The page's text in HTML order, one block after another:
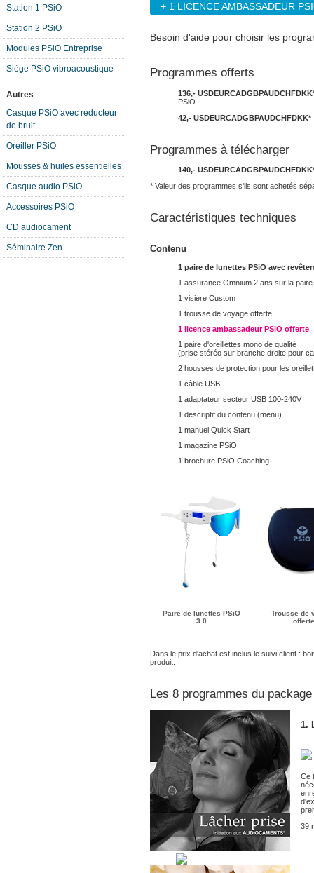
Station 1 PSiO
Station 2 PSiO
Modules PSiO Entreprise
Siège PSiO vibroacoustique
Autres
Casque PSiO avec réducteur
de bruit
Oreiller PSiO
Mousses & huiles essentielles
Casque audio PSiO
Accessoires PSiO
CD audiocament
Séminaire Zen
+ 1 LICENCE AMBASSADEUR
Besoin d'aide pour choisir les
Programmes offerts
136,- USDEURCADGBPAUDCHFDKK
PSiO.
42,- USDEURCADGBPAUDCHFDKK*
Programmes à télécharger
140,- USDEURCADGBPAUDCHFDKK
* Valeur des programmes s'ils sont achetés
Caractéristiques techniques
Contenu
1 paire de lunettes PSiO avec
1 assurance Omnium 2 ans sur la
1 visière Custom
1 trousse de voyage offerte
1 licence ambassadeur PSiO offerte
1 paire d'oreillettes mono de qualité
(prise stéréo sur branche droite pour
2 housses de protection pour les
1 câble USB
1 adaptateur secteur USB 100-240V
1 descriptif du contenu (menu)
1 manuel Quick Start
1 magazine PSiO
1 brochure PSiO Coaching
Paire de lunettes PSiO
3.0
Trousse de
offerte
Dans le prix d'achat est inclus le suivi client :
produit.
Les 8 programmes du
1.
Ce
39